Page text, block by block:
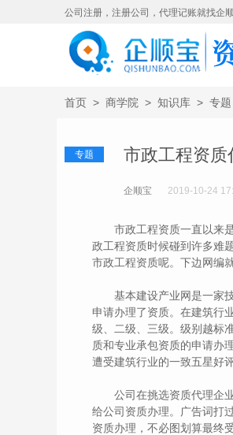
公司注册，注册公司，代理记账就找企
首页 > 商学院 > 知识库 > 专题
专题 市政工程资质
企顺宝 2019-10-24
市政工程资质一直以来是
政工程资质时候碰到许多难
市政工程资质呢。下边网编
基本建设产业网是一家技
申请办理了资质。在建筑行
级、二级、三级。级别越标
质和专业承包资质的申请办
遭受建筑行业的一致五星好评
公司在挑选资质代理企业
给公司资质办理。广告词打
资质办理，不必图划算最终